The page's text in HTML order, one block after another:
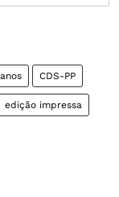
CDS-PP
edição impressa